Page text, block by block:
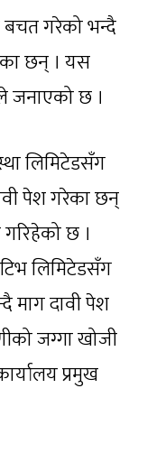
गरेको भन्दै
छन् । यस
जनाएको छ ।
लिमिटेडसँग
पेश गरेका छन्
छ ।
लिमिटेडसँग
दावी पेश
जग्गा खोजी
प्रमुख